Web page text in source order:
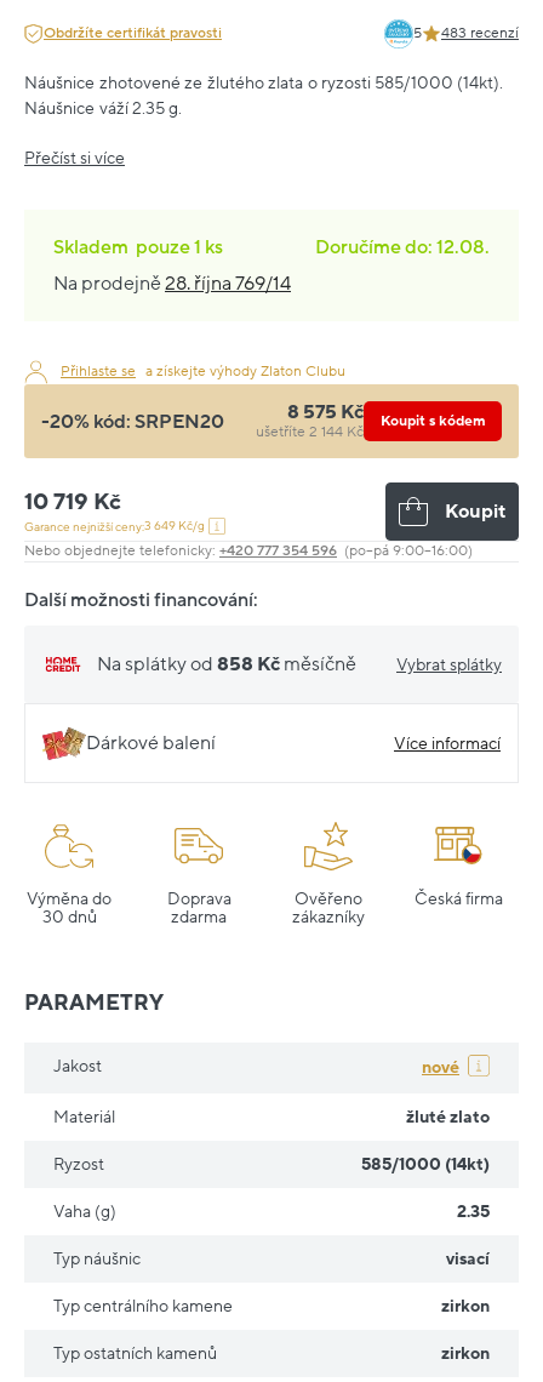
Obdržíte certifikát pravosti 5 483 recenzí
Náušnice zhotovené ze žlutého zlata o ryzosti 585/1000 (14kt).
Náušnice váží 2.35 g.
Přečíst si více
Skladem pouze1 ks
Doručíme do: 12.08.
Na prodejně28. října 769/14
Přihlaste se a získejte výhody Zlaton Clubu
-20% kód: SRPEN20 8 575 Kč
ušetříte 2 144 Kč
Koupit s kódem
10 719 Kč
Garance nejnižší ceny:3 649 Kč/g
Koupit
Nebo objednejte telefonicky: +420 777 354 596 (po–pá 9:00–16:00)
Další možnosti financování:
Na splátky od 858 Kč měsíčně Vybrat splátky
Dárkové balení Více informací
Výměna do
30 dnů
Doprava
zdarma
Ověřeno
zákazníky
Česká firma
PARAMETRY
Jakost nové
Materiál žluté zlato
Ryzost 585/1000 (14kt)
Vaha (g) 2.35
Typ náušnic visací
Typ centrálního kamene zirkon
Typ ostatních kamenů zirkon